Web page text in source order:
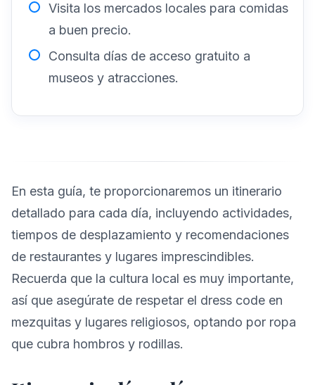
Visita los mercados locales para comidas
a buen precio.
Consulta días de acceso gratuito a
museos y atracciones.
En esta guía, te proporcionaremos un itinerario
detallado para cada día, incluyendo actividades,
tiempos de desplazamiento y recomendaciones
de restaurantes y lugares imprescindibles.
Recuerda que la cultura local es muy importante,
así que asegúrate de respetar el dress code en
mezquitas y lugares religiosos, optando por ropa
que cubra hombros y rodillas.